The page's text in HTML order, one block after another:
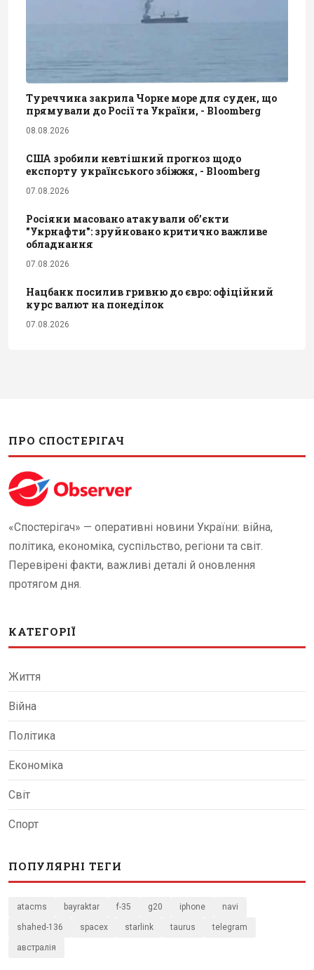
Туреччина закрила Чорне море для суден, що
прямували до Росії та України, - Bloomberg
08.08.2026
США зробили невтішний прогноз щодо
експорту українського збіжжя, - Bloomberg
07.08.2026
Росіяни масовано атакували обʼєкти
"Укрнафти": зруйновано критично важливе
обладнання
07.08.2026
Нацбанк посилив гривню до євро: офіційний
курс валют на понеділок
07.08.2026
ПРО СПОСТЕРІГАЧ
«Спостерігач» — оперативні новини України: війна,
політика, економіка, суспільство, регіони та світ.
Перевірені факти, важливі деталі й оновлення
протягом дня.
КАТЕГОРІЇ
Життя
Війна
Політика
Економіка
Світ
Спорт
ПОПУЛЯРНІ ТЕГИ
atacms bayraktar f-35 g20 iphone navi
shahed-136 spacex starlink taurus telegram
австралія